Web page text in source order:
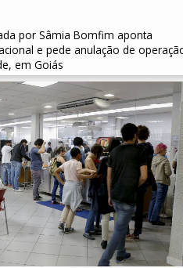
por Sâmia Bomfim aponta
e pede anulação de
em Goiás